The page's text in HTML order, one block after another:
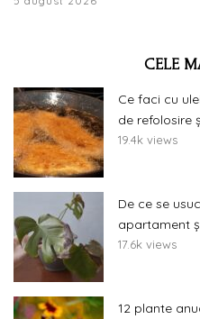
CELE
Ce faci cu
de refolosire
19.4k views
De ce se
apartament
17.6k views
12 plante